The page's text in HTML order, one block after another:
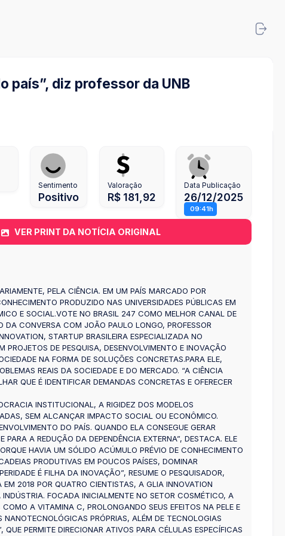
país”, diz professor da UNB
Sentimento
Positivo
Valoração
R$ 181,92
Data Publicação
26/12/2025
09:41h
VER PRINT DA NOTÍCIA ORIGINAL
PELA CIÊNCIA. EM UM PAÍS MARCADO POR
PRODUZIDO NAS UNIVERSIDADES PÚBLICAS EM
E SOCIAL.VOTE NO BRASIL 247 COMO MELHOR CANAL DE
CONVERSA COM JOÃO PAULO LONGO, PROFESSOR
STARTUP BRASILEIRA ESPECIALIZADA NO
DE PESQUISA, DESENVOLVIMENTO E INOVAÇÃO
NA FORMA DE SOLUÇÕES CONCRETAS.PARA ELE,
REAIS DA SOCIEDADE E DO MERCADO. “A CIÊNCIA
QUE É IDENTIFICAR DEMANDAS CONCRETAS E OFERECER
INSTITUCIONAL, A RIGIDEZ DOS MODELOS
SEM ALCANÇAR IMPACTO SOCIAL OU ECONÔMICO.
DO PAÍS. QUANDO ELA CONSEGUE GERAR
A REDUÇÃO DA DEPENDÊNCIA EXTERNA”, DESTACA. ELE
HAVIA UM SÓLIDO ACÚMULO PRÉVIO DE CONHECIMENTO
PRODUTIVAS EM POUCOS PAÍSES, DOMINAR
É FILHA DA INOVAÇÃO”, RESUME O PESQUISADOR,
EM 2018 POR QUATRO CIENTISTAS, A GLIA INNOVATION
FOCADA INICIALMENTE NO SETOR COSMÉTICO, A
A VITAMINA C, PROLONGANDO SEUS EFEITOS NA PELE E
PRÓPRIAS, ALÉM DE TECNOLOGIAS
PERMITE DIRECIONAR ATIVOS PARA CÉLULAS ESPECÍFICAS